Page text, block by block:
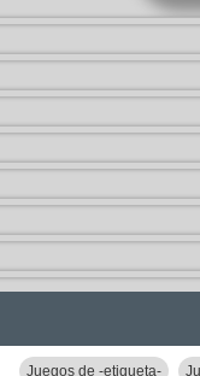
Juegos de -etiqueta-